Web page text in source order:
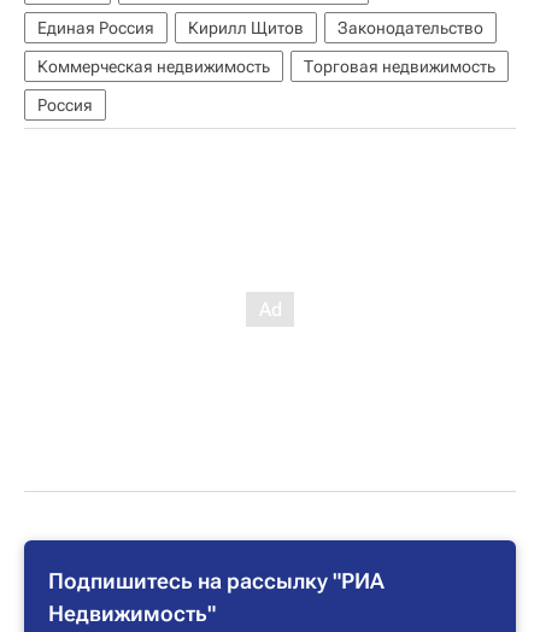
Единая Россия
Кирилл Щитов
Законодательство
Коммерческая недвижимость
Торговая недвижимость
Россия
Подпишитесь на рассылку "РИА
Недвижимость"